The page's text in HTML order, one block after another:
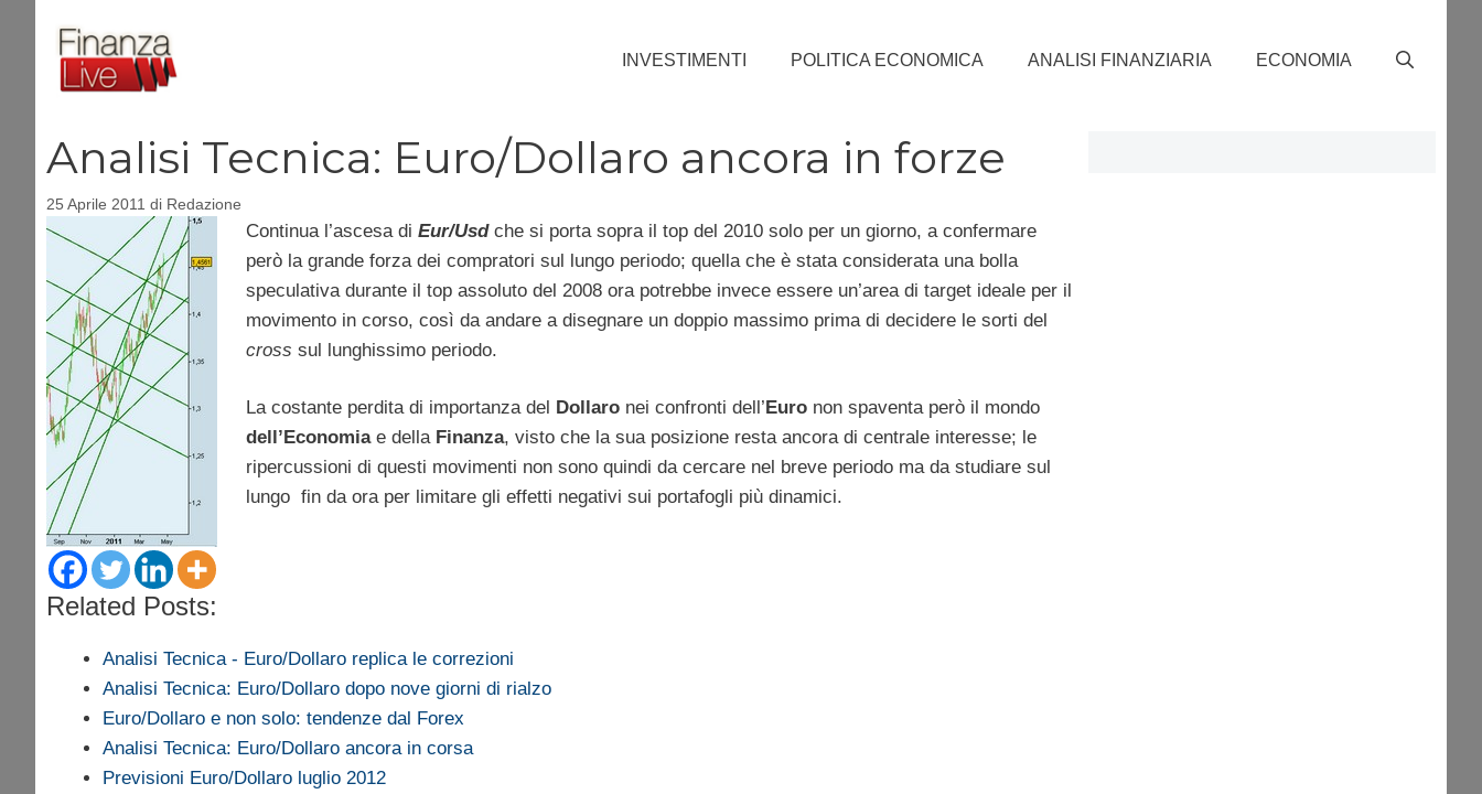
contenuto
INVESTIMENTI POLITICA ECONOMICA ANALISI FINANZIARIA ECONOMIA
Analisi Tecnica: Euro/Dollaro ancora in forze
25 Aprile 2011 di Redazione
Continua l’ascesa di Eur/Usdche si porta sopra il top del 2010 solo per un giorno, a confermare
però la grande forza dei compratori sul lungo periodo; quella che è stata considerata una bolla
speculativa durante il top assoluto del 2008 ora potrebbe invece essere un’area di target ideale per il
movimento in corso, così da andare a disegnare un doppio massimo prima di decidere le sorti del
cross sul lunghissimo periodo.
La costante perdita di importanza del Dollaro nei confronti dell’ Euronon spaventa però il mondo
dell’Economia e della Finanza, visto che la sua posizione resta ancora di centrale interesse; le
ripercussioni di questi movimenti non sono quindi da cercare nel breve periodo ma da studiare sul
lungo fin da ora per limitare gli effetti negativi sui portafogli più dinamici.
Related Posts:
Analisi Tecnica - Euro/Dollaro replica le correzioni
Analisi Tecnica: Euro/Dollaro dopo nove giorni di rialzo
Euro/Dollaro e non solo: tendenze dal Forex
Analisi Tecnica: Euro/Dollaro ancora in corsa
Previsioni Euro/Dollaro luglio 2012